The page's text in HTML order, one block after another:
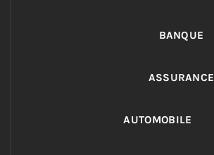
BANQUE
ASSURANCE
AUTOMOBILE